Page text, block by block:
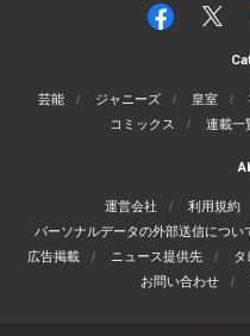
芸能 ジャニーズ 皇室
コミックス
連載一
運営会社 利用規約
パーソナルデータの外部送信につい
広告掲載
ニュース提供先 タ
お問い合わせ